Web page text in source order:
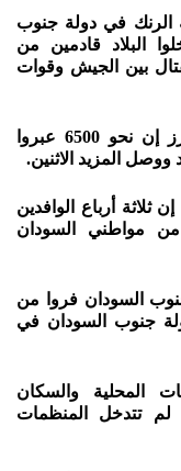
الرنك في دولة جنوب
البلاد قادمين من
بين الجيش وقوات
وقال كاك باديت مفوض المنطقة لرويترز إن نحو 6500 عبروا
ووصل المزيد الاثنين.
ثلاثة أرباع الوافدين
مواطني السودان
لاجئ من جنوب السودان فروا من
جنوب السودان في
المحلية والسكان
لم تتدخل المنظمات